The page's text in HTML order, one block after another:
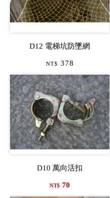
D12 電梯坑防墜網
NT$ 378
D10 萬向活扣
NT$ 70